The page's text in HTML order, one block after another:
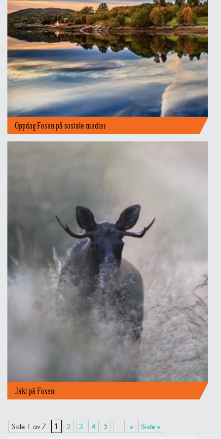
Oppdag Fosen på sosiale medier
Jakt på Fosen
Side 1 av 7 1 2 3 4 5 » Siste »